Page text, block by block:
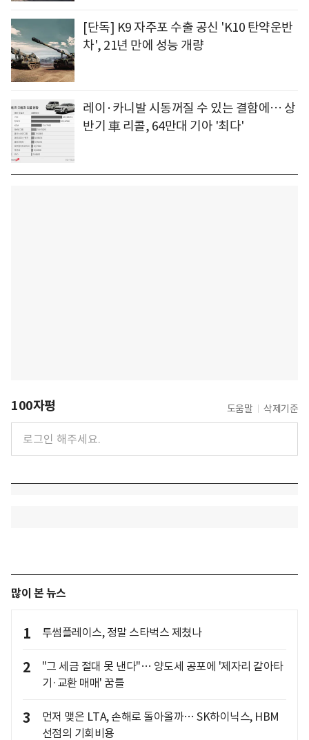
[단독] K9 자주포 수출 공신 'K10 탄약운반
차', 21년 만에 성능 개량
레이·카니발 시동꺼질 수 있는 결함에… 상
반기 車 리콜, 64만대 기아 '최다'
100자평 도움말 삭제기준
많이 본 뉴스
1 투썸플레이스, 정말 스타벅스 제쳤나
2
"그 세금 절대 못 낸다"… 양도세 공포에 '제자리 갈아타
기·교환 매매' 꿈틀
3
먼저 맺은 LTA, 손해로 돌아올까… SK하이닉스, HBM
선점의 기회비용